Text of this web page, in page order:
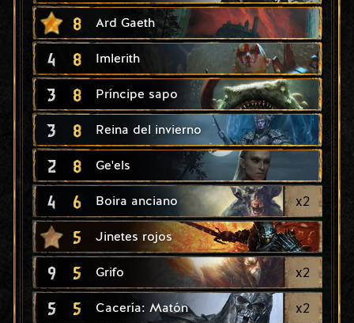
8 Ard Gaeth
4 8 Imlerith
3 8 Príncipe sapo
3 8 Reina del invierno
2 8 Ge'els
4 6 Boira anciano x2
5 Jinetes rojos
9 5 Grifo x2
5 5 Cacería: Matón x2